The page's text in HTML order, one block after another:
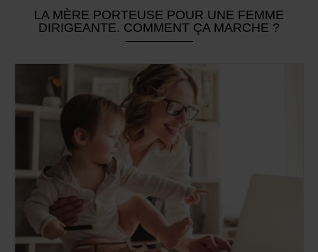
LA MÈRE PORTEUSE POUR UNE FEMME
DIRIGEANTE. COMMENT ÇA MARCHE ?